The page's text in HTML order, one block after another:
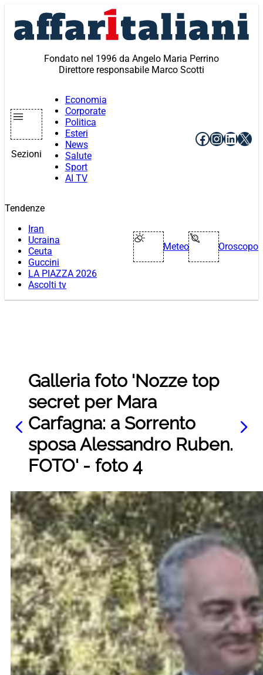
contenuto
Fondato nel 1996 da Angelo Maria Perrino
Direttore responsabile Marco Scotti
Sezioni
Economia
Corporate
Politica
Esteri
News
Salute
Sport
AI TV
Facebook
X
Tendenze
Iran
Ucraina
Ceuta
Guccini
LA PIAZZA 2026
Ascolti tv
Meteo Oroscopo
Galleria foto 'Nozze top
secret per Mara
Carfagna: a Sorrento
sposa Alessandro Ruben.
FOTO' - foto 4